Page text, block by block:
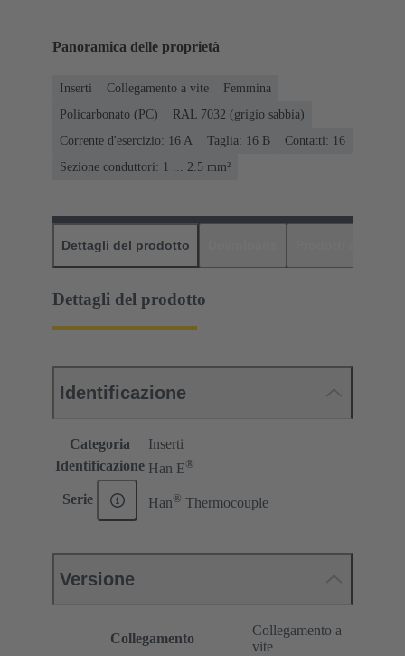
Panoramica delle proprietà
Inserti Collegamento a vite
Femmina
Policarbonato (PC)
RAL 7032 (grigio sabbia)
Corrente d'esercizio: ‌16 A
Taglia: 16 B
Contatti: 16
Sezione conduttori: 1 ... 2.5 mm²
Dettagli del prodotto
Dettagli del prodotto
Identificazione
Categoria
Inserti
Identificazione Han E®
Serie Han® Thermocouple
Versione
Collegamento
Collegamento a
vite